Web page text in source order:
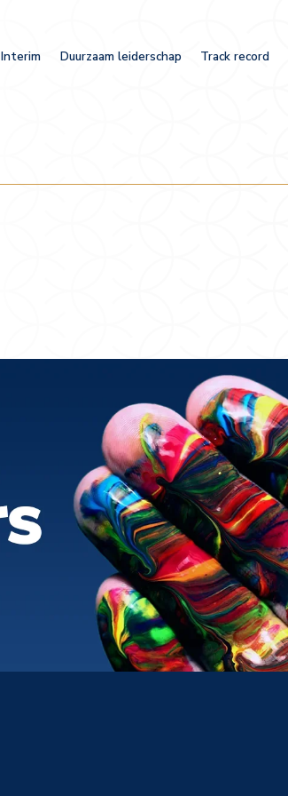
Interim Duurzaam leiderschap Track record